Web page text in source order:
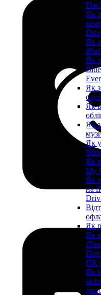
Як
Як
Як
Як
Як
Як
Як
Як
My
Як
на
Як
Як
ПК
Як